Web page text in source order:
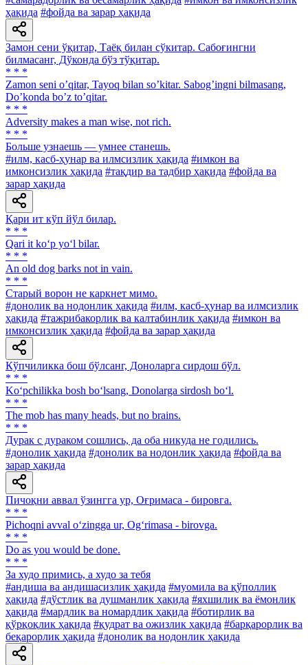
ҳақида #фойда ва зарар ҳақида
Замон сени ўқитар, Таёқ билан сўкитар. Сабоғингни
билмасанг, Дўконда бўз тўқитар.
* * *
Zamon seni oʼqitar, Tayoq bilan soʼkitar. Sabogʼingni bilmasang,
Doʼkonda boʼz toʼqitar.
* * *
Adversity makes a man wise, not rich.
* * *
Больше узнаешь — умнее станешь.
#илм, касб-ҳунар ва илмсизлик ҳақида #имкон ва
имконсизлик ҳақида #тақдир ва тадбир ҳақида #фойда ва
зарар ҳақида
Қари ит кўп йўл билар.
* * *
Qari it ko‘p yo‘l bilar.
* * *
An old dog barks not in vain.
* * *
Старый ворон не каркнет мимо.
#донолик ва нодонлик ҳақида #илм, касб-ҳунар ва илмсизлик
ҳақида #тажрибакорлик ва калтабинлик ҳақида #имкон ва
имконсизлик ҳақида #фойда ва зарар ҳақида
Кўпчиликка бош бўлсанг, Доноларга сирдош бўл.
* * *
Ko‘pchilikka bosh bo‘lsang, Donolarga sirdosh bo‘l.
* * *
The mob has many heads, but no brains.
* * *
Дурак с дураком сошлись, да оба никуда не годились.
#донолик ҳақида #донолик ва нодонлик ҳақида #фойда ва
зарар ҳақида
Пичоқни аввал ўзингга ур, Оғримаса - бировга.
* * *
Pichoqni avval o‘zingga ur, Og‘rimasa - birovga.
* * *
Do as you would be done.
* * *
За худо примись, а худо за тебя
#андиша ва андишасизлик ҳақида #муомила ва қўполлик
ҳақида #дўстлик ва душманлик ҳақида #яхшилик ва ёмонлик
ҳақида #мардлик ва номардлик ҳақида #ботирлик ва
қўрқоқлик ҳақида #қудрат ва ожизлик ҳақида #барқарорлик ва
беқарорлик ҳақида #донолик ва нодонлик ҳақида